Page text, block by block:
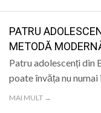
SANATATE
SPORT
SPECIAL
POLITIC
PATRU
METODĂ
Patru adolescenți din
poate învăța nu
MAI MULT →